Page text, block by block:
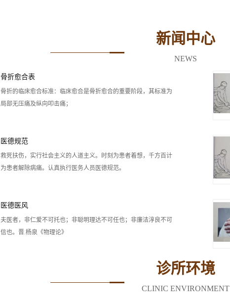
新闻中心
NEWS
骨折愈合表
骨折的临床愈合标准：临床愈合是骨折愈合的重要阶段，其标准为
局部无压痛及纵向叩击痛；
医德规范
救死扶伤，实行社会主义的人道主义。时刻为患者着想，千方百计
为患者解除病痛。认真执行医务人员医德规范。
医德医风
夫医者，非仁爱不可托也；非聪明理达不可任也；非廉洁淳良不可
信也。晋.杨泉《物理论》
诊所环境
CLINIC ENVIRONMENT